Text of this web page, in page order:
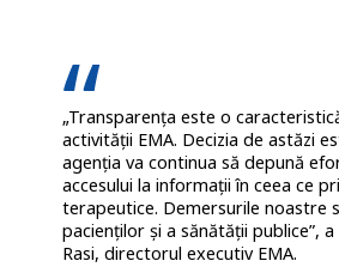
„Transparența este o
activității EMA. Decizia de astăzi
agenția va continua să depună
accesului la informații în ceea ce
terapeutice. Demersurile noastre
pacienților și a sănătății publice”,
Rasi, directorul executiv EMA.